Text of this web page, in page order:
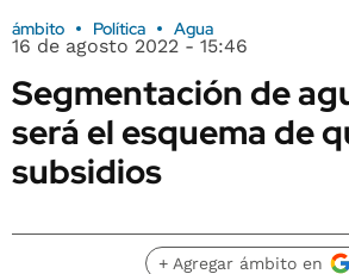
ámbito Política Agua
16 de agosto 2022 - 15:46
Segmentación de
será el esquema de
subsidios
+ Agregar ámbito en